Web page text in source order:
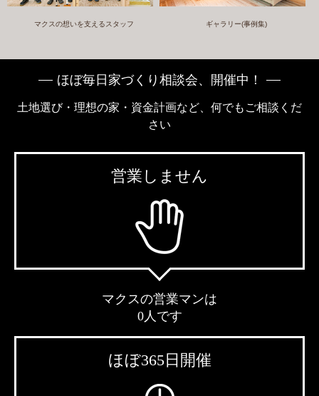
マクスの想いを支えるスタッフ ギャラリー(事例集)
ほぼ毎日家づくり相談会、開催中！
土地選び・理想の家・資金計画など、何でもご相談くだ
さい
営業しません
マクスの営業マンは
0人です
ほぼ365日開催